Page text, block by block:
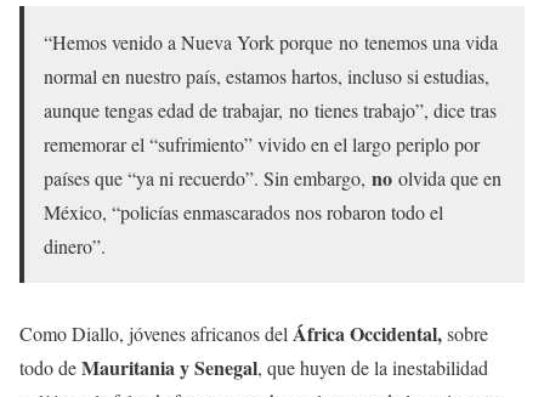
“Hemos venido a Nueva York porque no tenemos una vida
normal en nuestro país, estamos hartos, incluso si estudias,
aunque tengas edad de trabajar, no tienes trabajo”, dice tras
rememorar el “sufrimiento” vivido en el largo periplo por
países que “ya ni recuerdo”. Sin embargo, no olvida que en
México, “policías enmascarados nos robaron todo el
dinero”.
Como Diallo, jóvenes africanos del África Occidental,sobre
todo deMauritania y Senegal, que huyen de la inestabilidad